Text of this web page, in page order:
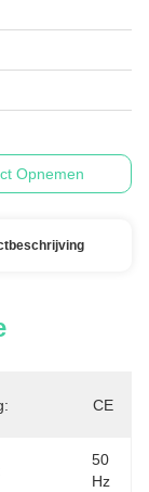
Opnemen
CE
50
Hz